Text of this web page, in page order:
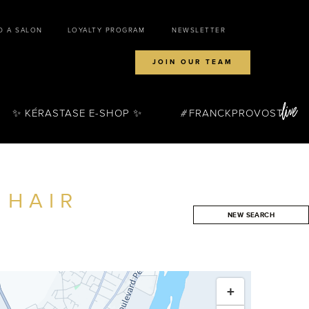
NEW SEARCH
+
A SALON LOYALTY PROGRAM NEWSLETTER
JOIN OUR TEAM
✨ KÉRASTASE E-SHOP ✨ FRANCKPROVOST